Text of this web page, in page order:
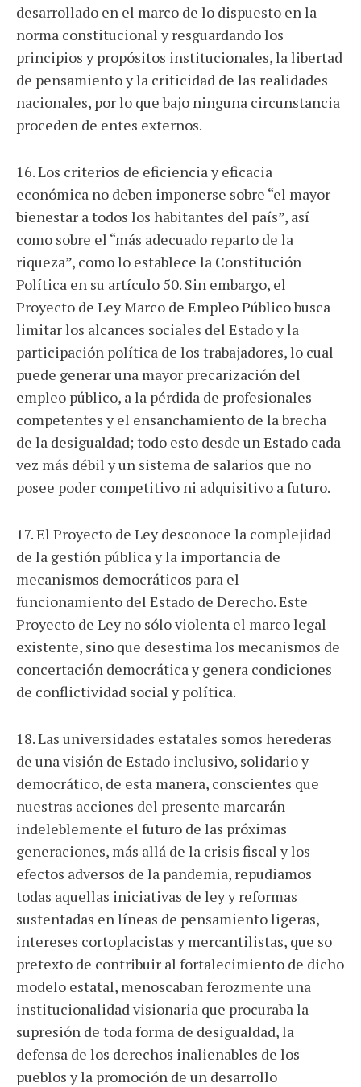
desarrollado en el marco de lo dispuesto en la
norma constitucional y resguardando los
principios y propósitos institucionales, la libertad
de pensamiento y la criticidad de las realidades
nacionales, por lo que bajo ninguna circunstancia
proceden de entes externos.
16. Los criterios de eficiencia y eficacia
económica no deben imponerse sobre “el mayor
bienestar a todos los habitantes del país”, así
como sobre el “más adecuado reparto de la
riqueza”, como lo establece la Constitución
Política en su artículo 50. Sin embargo, el
Proyecto de Ley Marco de Empleo Público busca
limitar los alcances sociales del Estado y la
participación política de los trabajadores, lo cual
puede generar una mayor precarización del
empleo público, a la pérdida de profesionales
competentes y el ensanchamiento de la brecha
de la desigualdad; todo esto desde un Estado cada
vez más débil y un sistema de salarios que no
posee poder competitivo ni adquisitivo a futuro.
17. El Proyecto de Ley desconoce la complejidad
de la gestión pública y la importancia de
mecanismos democráticos para el
funcionamiento del Estado de Derecho. Este
Proyecto de Ley no sólo violenta el marco legal
existente, sino que desestima los mecanismos de
concertación democrática y genera condiciones
de conflictividad social y política.
18. Las universidades estatales somos herederas
de una visión de Estado inclusivo, solidario y
democrático, de esta manera, conscientes que
nuestras acciones del presente marcarán
indeleblemente el futuro de las próximas
generaciones, más allá de la crisis fiscal y los
efectos adversos de la pandemia, repudiamos
todas aquellas iniciativas de ley y reformas
sustentadas en líneas de pensamiento ligeras,
intereses cortoplacistas y mercantilistas, que so
pretexto de contribuir al fortalecimiento de dicho
modelo estatal, menoscaban ferozmente una
institucionalidad visionaria que procuraba la
supresión de toda forma de desigualdad, la
defensa de los derechos inalienables de los
pueblos y la promoción de un desarrollo